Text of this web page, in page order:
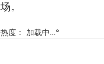
场。
热度： 加载中...°